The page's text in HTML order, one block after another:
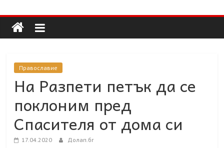
to
content
Долап
БГ
култура|
пътешествия|
мода|
събития|
кухня|
реклама|
Православие
На Разпети петък да се
поклоним пред
Спасителя от дома си
17.04.2020 Долап.бг